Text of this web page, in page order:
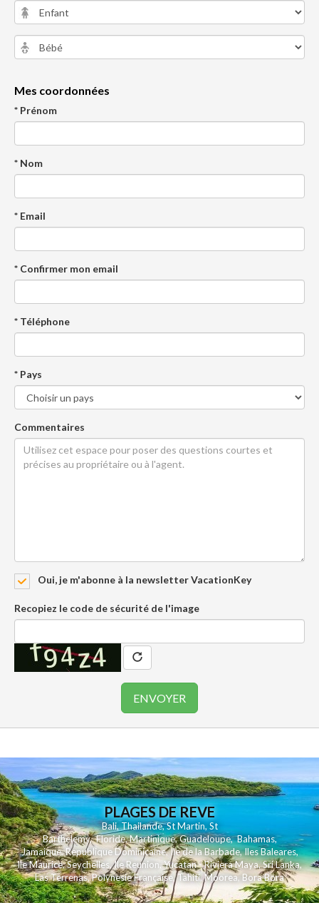
Mes coordonnées
* Prénom
* Nom
* Email
* Confirmer mon email
* Téléphone
* Pays
Commentaires
Oui, je m'abonne à la newsletter VacationKey
Recopiez le code de sécurité de l'image
PLAGES DE REVE
Bali,Thailande,St Martin,St
Barthelemy,Floride,Martinique,Guadeloupe,Bahamas,
Jamaique,Republique Dominicaine,Ile de la Barbade,Iles Baleares,
Ile Maurice,Seychelles,Ile Reunion,Yucatan - Riviera Maya,Sri Lanka,
Las Terrenas,Polynesie Française,Tahiti,Moorea, Bora Bora